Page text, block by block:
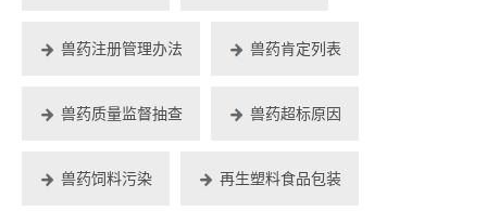
兽药注册管理办法 兽药肯定列表
兽药质量监督抽查 兽药超标原因
兽药饲料污染 再生塑料食品包装